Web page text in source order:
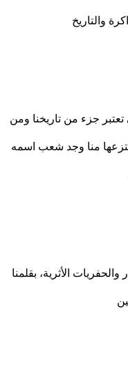
والتاريخ
تعتبر جزء من تاريخنا ومن
منا وجد شعب اسمه
الأثرية، بقلمنا